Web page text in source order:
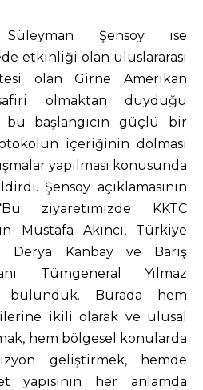
Süleyman Şensoy ise
etkinliği olan uluslararası
olan Girne Amerikan
olmaktan duyduğu
başlangıcın güçlü bir
içeriğinin dolması
yapılması konusunda
Şensoy açıklamasının
ziyaretimizde KKTC
Mustafa Akıncı, Türkiye
Derya Kanbay ve Barış
Tümgeneral Yılmaz
bulunduk. Burada hem
ikili olarak ve ulusal
hem bölgesel konularda
geliştirmek, hemde
yapısının her anlamda